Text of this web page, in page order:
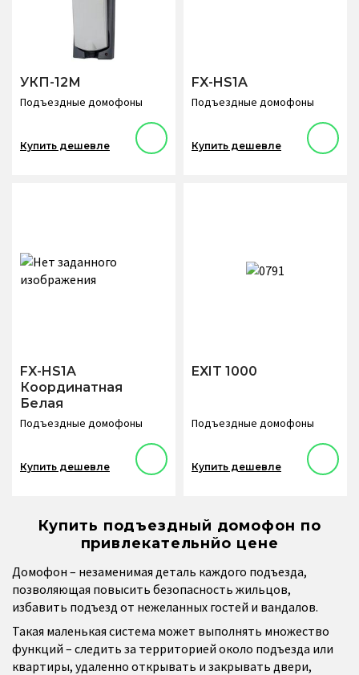
УКП-12М
Подъездные домофоны
Купить дешевле
FX-HS1A
Подъездные домофоны
Купить дешевле
FX-HS1A
Координатная
Белая
Подъездные домофоны
Купить дешевле
EXIT 1000
Подъездные домофоны
Купить дешевле
Купить подъездный домофон по
привлекательнйо цене
Домофон – незаменимая деталь каждого подъезда,
позволяющая повысить безопасность жильцов,
избавить подъезд от нежеланных гостей и вандалов.
Такая маленькая система может выполнять множество
функций – следить за территорией около подъезда или
квартиры, удаленно открывать и закрывать двери,